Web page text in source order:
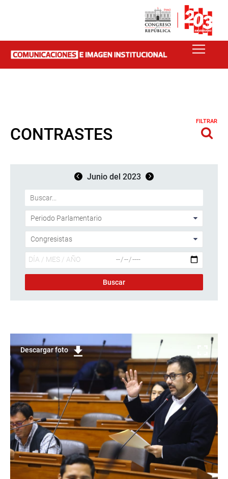
CONTRASTES
FILTRAR
Junio del 2023
Descargar foto